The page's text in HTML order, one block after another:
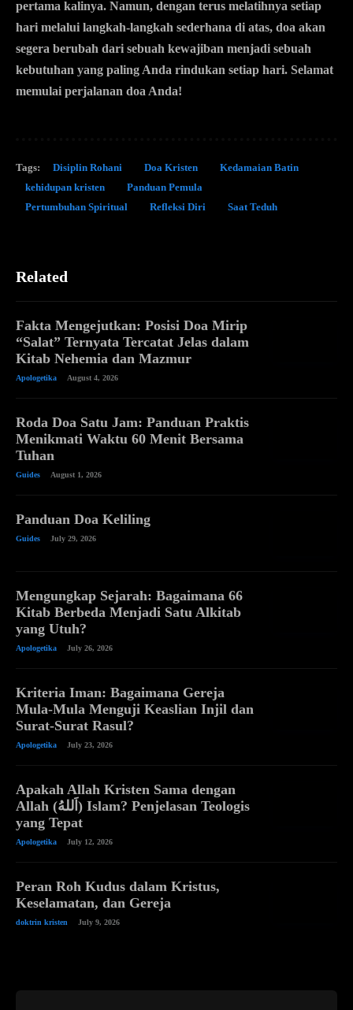
pertama kalinya. Namun, dengan terus melatihnya setiap
hari melalui langkah-langkah sederhana di atas, doa akan
segera berubah dari sebuah kewajiban menjadi sebuah
kebutuhan yang paling Anda rindukan setiap hari. Selamat
memulai perjalanan doa Anda!
Tags: Disiplin Rohani Doa Kristen
Kedamaian Batin
kehidupan kristen
Panduan Pemula
Pertumbuhan Spiritual
Refleksi Diri Saat Teduh
Related
Fakta Mengejutkan: Posisi Doa Mirip
“Salat” Ternyata Tercatat Jelas dalam
Kitab Nehemia dan Mazmur
Apologetika August 4, 2026
Roda Doa Satu Jam: Panduan Praktis
Menikmati Waktu 60 Menit Bersama
Tuhan
Guides August 1, 2026
Panduan Doa Keliling
Guides July 29, 2026
Mengungkap Sejarah: Bagaimana 66
Kitab Berbeda Menjadi Satu Alkitab
yang Utuh?
Apologetika July 26, 2026
Kriteria Iman: Bagaimana Gereja
Mula-Mula Menguji Keaslian Injil dan
Surat-Surat Rasul?
Apologetika July 23, 2026
Apakah Allah Kristen Sama dengan
Allah (اَللهُ) Islam? Penjelasan Teologis
yang Tepat
Apologetika July 12, 2026
Peran Roh Kudus dalam Kristus,
Keselamatan, dan Gereja
doktrin kristen July 9, 2026